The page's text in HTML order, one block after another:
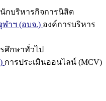
กบริหารกิจการนิสิต
าฯ (อบจ.) องค์การบริหาร
ศึกษาทั่วไป
การประเมินออนไลน์ (MCV)